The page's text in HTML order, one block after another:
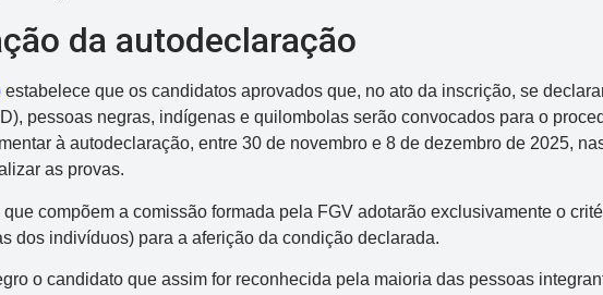
da autodeclaração
estabelece que os candidatos aprovados que, no ato da inscrição, se
pessoas negras, indígenas e quilombolas serão convocados para o
à autodeclaração, entre 30 de novembro e 8 de dezembro de 2025,
as provas.
compõem a comissão formada pela FGV adotarão exclusivamente o
dos indivíduos) para a aferição da condição declarada.
o candidato que assim for reconhecida pela maioria das pessoas
Sena
07 08 11 28 50 36
40 47 49
08/2026
concurso:2994
Mega-Sena
16 21 24 31 43 54
Acumulou: Sim
Próximo concurso: